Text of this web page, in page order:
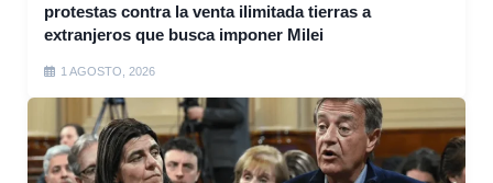
protestas contra la venta ilimitada tierras a
extranjeros que busca imponer Milei
1 AGOSTO, 2026